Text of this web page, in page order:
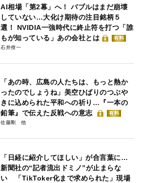
AI相場「第2幕」へ！ バブルはまだ崩壊
していない…大化け期待の注目銘柄５
選！ NVIDIA一強時代に終止符を打つ「誰
もが知っている」あの会社とは
有料
石井僚一
「あの時、広島の人たちは、もっと熱か
ったのでしょうね」美空ひばりのつぶや
きに込められた平和への祈り…『一本の
鉛筆』で伝えた反戦への意志
有料
佐藤剛
「日経に紹介してほしい」が合言葉に…
新聞社の“記者流出ドミノ”が止まらな
い 「TikToker化まで求められた」現場